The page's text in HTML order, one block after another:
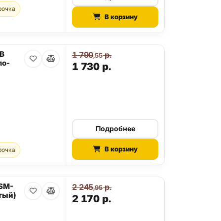
В корзину
1 730 р.
1 790,55р.
Подробнее
В корзину
2 170 р.
2 245,95р.